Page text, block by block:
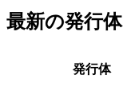
最新の発行体
発行体